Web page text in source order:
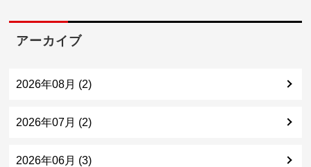
アーカイブ
2026年08月 (2)
2026年07月 (2)
2026年06月 (3)